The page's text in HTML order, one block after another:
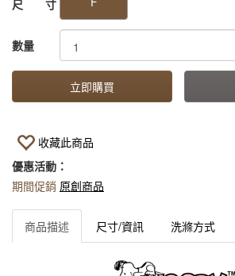
尺 寸
數量
立即購買
收藏此商品
優惠活動：
期間促銷 原創商品
商品描述 尺寸/資訊 洗滌方式